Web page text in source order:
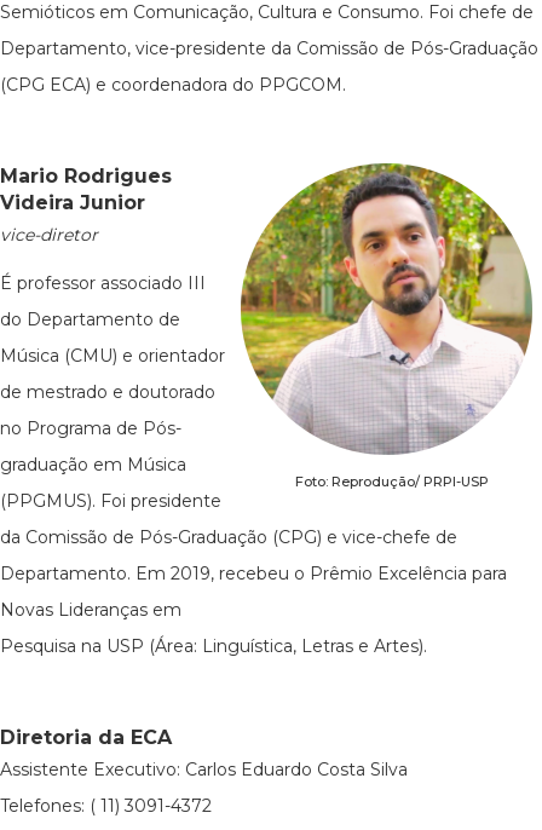
Semióticos em Comunicação, Cultura e Consumo. Foi chefe de
Departamento, vice-presidente da Comissão de Pós-Graduação
(CPG ECA) e coordenadora do PPGCOM.
Foto: Reprodução/ PRPI-USP
Mario Rodrigues
Videira Junior
vice-diretor
É professor associado III
do Departamento de
Música (CMU) e orientador
de mestrado e doutorado
no Programa de Pós-
graduação em Música
(PPGMUS). Foi presidente
da Comissão de Pós-Graduação (CPG) e vice-chefe de
Departamento. Em 2019, recebeu o Prêmio Excelência para
Novas Lideranças em
Pesquisa na USP (Área: Linguística, Letras e Artes).
Diretoria da ECA
Assistente Executivo: Carlos Eduardo Costa Silva
Telefones: ( 11) 3091-4372